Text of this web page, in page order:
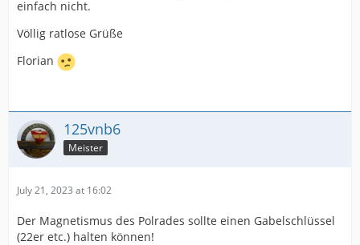
einfach nicht.
Völlig ratlose Grüße
Florian
125vnb6
Meister
July 21, 2023 at 16:02
Der Magnetismus des Polrades sollte einen Gabelschlüssel
(22er etc.) halten können!